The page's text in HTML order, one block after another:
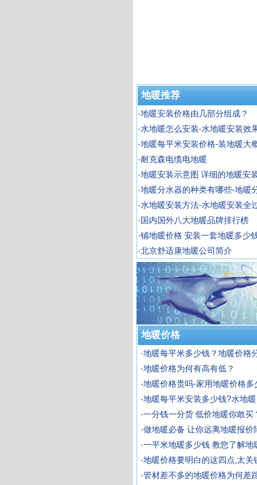
地暖推荐
·地暖安装价格由几部分组成？
·水地暖怎么安装-水地暖安装效
·地暖每平米安装价格-装地暖大
钱
·耐克森电缆电地暖
·地暖安装示意图 详细的地暖安
意图
·地暖分水器的种类有哪些-地暖
用原理介绍。
·水地暖安装方法-水地暖安装全
图
· 国内国外八大地暖品牌排行榜
·铺地暖价格 安装一套地暖多少
·北京舒适康地暖公司简介
地暖价格
·地暖每平米多少钱？地暖价格
·地暖价格为何有高有低？
·地暖价格贵吗-家用地暖价格多
·地暖每平米安装多少钱?水地
讲解。
·一分钱一分货 低价地暖你敢买
·做地暖必备 让你远离地暖报价
·一平米地暖多少钱 教您了解地
·地暖价格要明白的这四点,太关
·管材差不多的地暖价格为何差